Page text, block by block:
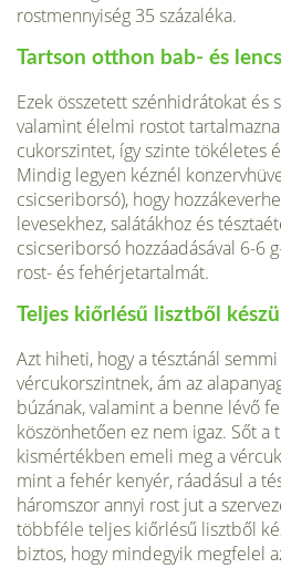
rostmennyiség 35 százaléka.
Tartson otthon bab- és
Ezek összetett szénhidrátokat és
valamint élelmi rostot
cukorszintet, így szinte tökéletes
Mindig legyen kéz­nél
csicseriborsó), hogy
levesekhez, salátákhoz és
csicseriborsó hoz­záadásával 6-6
rost- és fehérjetartalmát.
Teljes kiőrlésű lisztből
Azt hiheti, hogy a tésztánál
vércukorszintnek, ám az
búzának, valamint a benne lévő
köszönhetően ez nem igaz. Sőt a
kismértékben emeli meg a
mint a fehér kenyér, ráadásul a
háromszor annyi rost jut a
többféle teljes kiőrlésű lisztből
biztos, hogy mindegyik megfelel